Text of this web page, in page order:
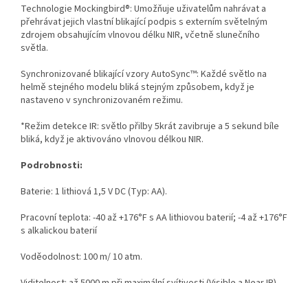
Technologie Mockingbird®: Umožňuje uživatelům nahrávat a
přehrávat jejich vlastní blikající podpis s externím světelným
zdrojem obsahujícím vlnovou délku NIR, včetně slunečního
světla.
Synchronizované blikající vzory AutoSync™: Každé světlo na
helmě stejného modelu bliká stejným způsobem, když je
nastaveno v synchronizovaném režimu.
*Režim detekce IR: světlo přilby 5krát zavibruje a 5 sekund bíle
bliká, když je aktivováno vlnovou délkou NIR.
Podrobnosti:
Baterie: 1 lithiová 1,5 V DC (Typ: AA).
Pracovní teplota: -40 až +176°F s AA lithiovou baterií; -4 až +176°F
s alkalickou baterií
Voděodolnost: 100 m/ 10 atm.